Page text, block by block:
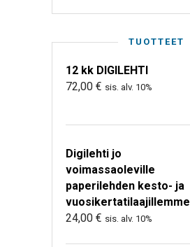
TUOTTEET
12 kk DIGILEHTI
72,00 € sis. alv. 10%
Digilehti jo
voimassaoleville
paperilehden kesto- ja
vuosikertatilaajillemme
24,00 € sis. alv. 10%